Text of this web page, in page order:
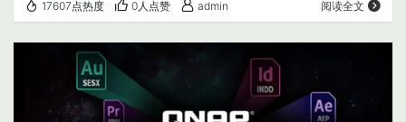
起步。 ROOT权限后运行一键安装脚本，稍等5分钟即可，
浏览器输入IP可进入CasaOS的UI界面。 wget -
qO- https://get.casaos.io | bash 或or curl …
17607点热度 0人点赞 admin 阅读全文